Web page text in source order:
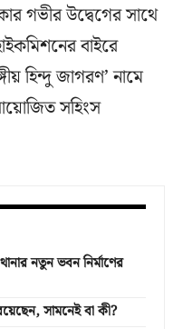
গভীর উদ্বেগের সাথে
বাইরে
হিন্দু জাগরণ’ নামে
সহিংস
নতুন ভবন নির্মাণের
সামনেই বা কী?